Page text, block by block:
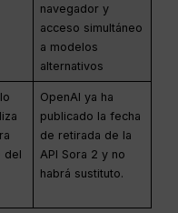
navegador y
acceso simultáneo
a modelos
alternativos
del
OpenAI ya ha
publicado la fecha
de retirada de la
API Sora 2 y no
habrá sustituto.